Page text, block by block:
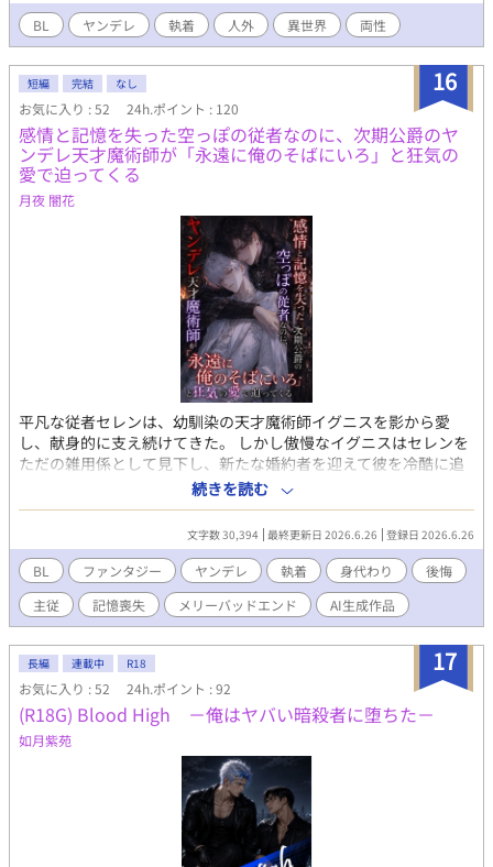
BL ヤンデレ 執着 人外 異世界 両性
16
短編 完結 なし
お気に入り : 52 24h.ポイント : 120
感情と記憶を失った空っぽの従者なのに、次期公爵のヤ
ンデレ天才魔術師が「永遠に俺のそばにいろ」と狂気の
愛で迫ってくる
月夜 闇花
平凡な従者セレンは、幼馴染の天才魔術師イグニスを影から愛
し、献身的に支え続けてきた。 しかし傲慢なイグニスはセレンを
ただの雑用係として見下し、新たな婚約者を迎えて彼を冷酷に追
放してしまう。 すべてを失い王都の片隅で生きていたセレンだ
が、ある日イグニスが術式の暴走で「死の呪い」を受けたことを
知る。 セレンは自らの命に等しい「記憶と感情」を代償に呪いを
肩代わりし、心を持たない空っぽの人形となってしまった。 目を
覚まし、己の愚かさとセレンの献身を知ったイグニスは凄絶な後
悔に苛まれる。 失われた心は二度と戻らない。 絶望の底で狂気に
堕ちたイグニスは、婚約者を切り捨て、地位も名誉もすべて投げ
打ち、セレンを北の辺境にある塔へと監禁する。 「お前は私だけ
のものだ。永遠にこの箱庭に閉じ込めておく」 感情を失ったセレ
ンは主人の言葉をただ機械的に受け入れ、美しい模造品の微笑み
を返すだけ。 交わることのない感情。けれど決して離れることの
ない二人。 これは、空っぽの器と狂気の魔術師が織りなす、永遠
に終わらない美しきメリーバッドエンド。
続きを読む
文字数 30,394 最終更新日 2026.6.26 登録日 2026.6.26
BL ファンタジー ヤンデレ 執着 身代わり
後悔
主従
記憶喪失 メリーバッドエンド AI生成作品
17
長編 連載中 R18
お気に入り : 52 24h.ポイント : 92
(R18G) Blood High －俺はヤバい暗殺者に堕ちた－
如月紫苑